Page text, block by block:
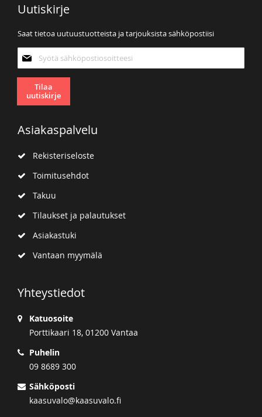
Uutiskirje
Saat tietoa uutuustuotteista ja tarjouksista sähköpostiisi
uutiskirjeemme:
Tilaa
uutiskirje
Asiakaspalvelu
Rekisteriseloste
Toimitusehdot
Takuu
Tilaukset ja palautukset
Asiakastuki
Vantaan myymälä
Yhteystiedot
Katuosoite
Porttikaari 18, 01200 Vantaa
Puhelin
09 8689 300
Sähköposti
kaasuvalo@kaasuvalo.fi